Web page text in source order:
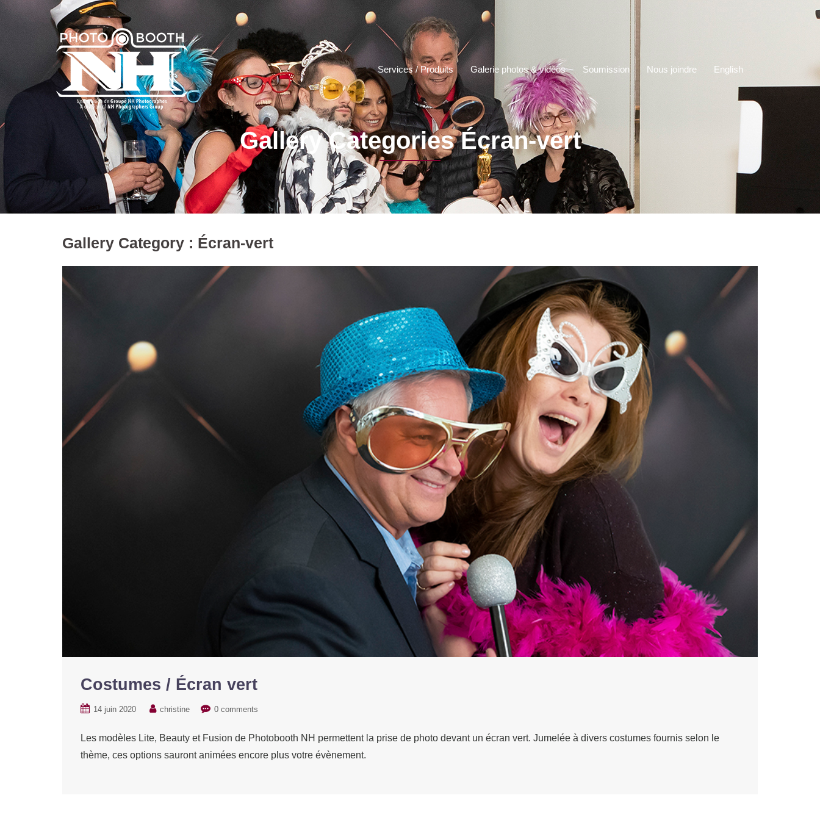
Services / Produits Galerie photos & vidéos Soumission Nous joindre English
Gallery Categories Écran-vert
Gallery Category : Écran-vert
Costumes / Écran vert
14 juin 2020 christine 0 comments
Les modèles Lite, Beauty et Fusion de Photobooth NH permettent la prise de photo devant un écran vert. Jumelée à divers costumes fournis selon le
thème, ces options sauront animées encore plus votre évènement.